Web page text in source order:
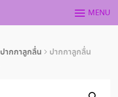
MENU
ปากกาลูกลื่น
ปากกาลูกลื่น